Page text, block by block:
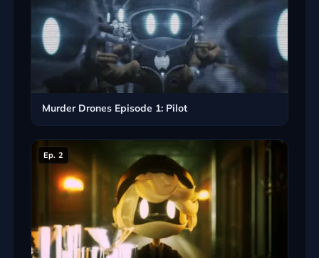
Murder Drones Episode 1: Pilot
Ep. 2